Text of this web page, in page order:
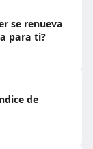
se renueva
para ti?
de